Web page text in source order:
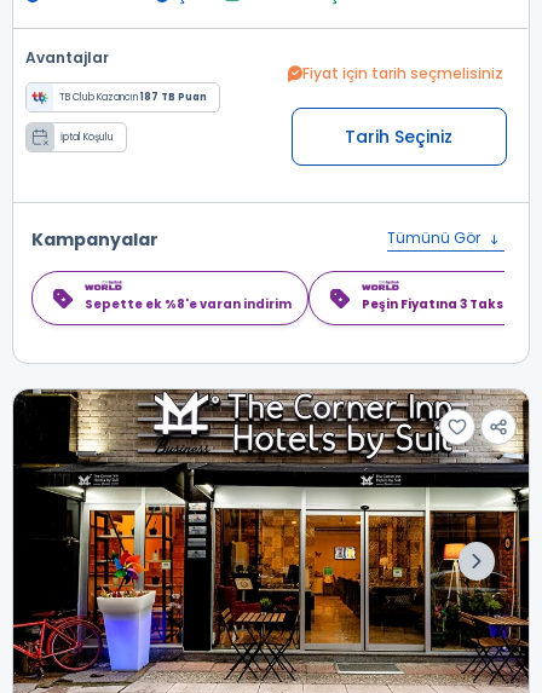
Avantajlar
TB Club Kazancın187 TB Puan
İptal Koşulu
Fiyat için tarih seçmelisiniz
Tarih Seçiniz
Kampanyalar Tümünü Gör
Sepette ek %8'e varan indirim Peşin Fiyatına 3 Taksit